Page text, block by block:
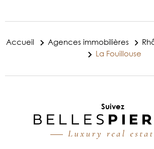
Accueil Agences immobilières
La Fouillouse
Suivez